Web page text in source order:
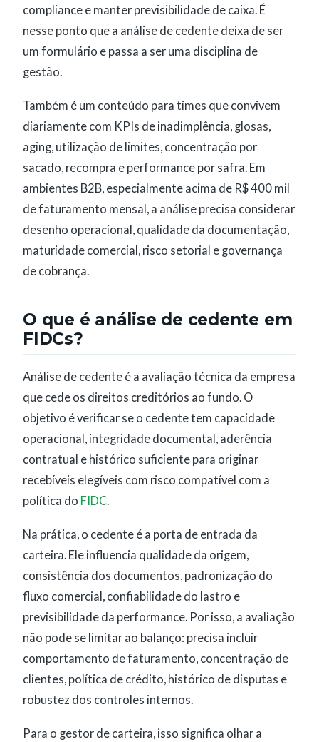
compliance e manter previsibilidade de caixa. É
nesse ponto que a análise de cedente deixa de ser
um formulário e passa a ser uma disciplina de
gestão.
Também é um conteúdo para times que convivem
diariamente com KPIs de inadimplência, glosas,
aging, utilização de limites, concentração por
sacado, recompra e performance por safra. Em
ambientes B2B, especialmente acima de R$ 400 mil
de faturamento mensal, a análise precisa considerar
desenho operacional, qualidade da documentação,
maturidade comercial, risco setorial e governança
de cobrança.
O que é análise de cedente em
FIDCs?
Análise de cedente é a avaliação técnica da empresa
que cede os direitos creditórios ao fundo. O
objetivo é verificar se o cedente tem capacidade
operacional, integridade documental, aderência
contratual e histórico suficiente para originar
recebíveis elegíveis com risco compatível com a
política do FIDC.
Na prática, o cedente é a porta de entrada da
carteira. Ele influencia qualidade da origem,
consistência dos documentos, padronização do
fluxo comercial, confiabilidade do lastro e
previsibilidade da performance. Por isso, a avaliação
não pode se limitar ao balanço: precisa incluir
comportamento de faturamento, concentração de
clientes, política de crédito, histórico de disputas e
robustez dos controles internos.
Para o gestor de carteira, isso significa olhar a